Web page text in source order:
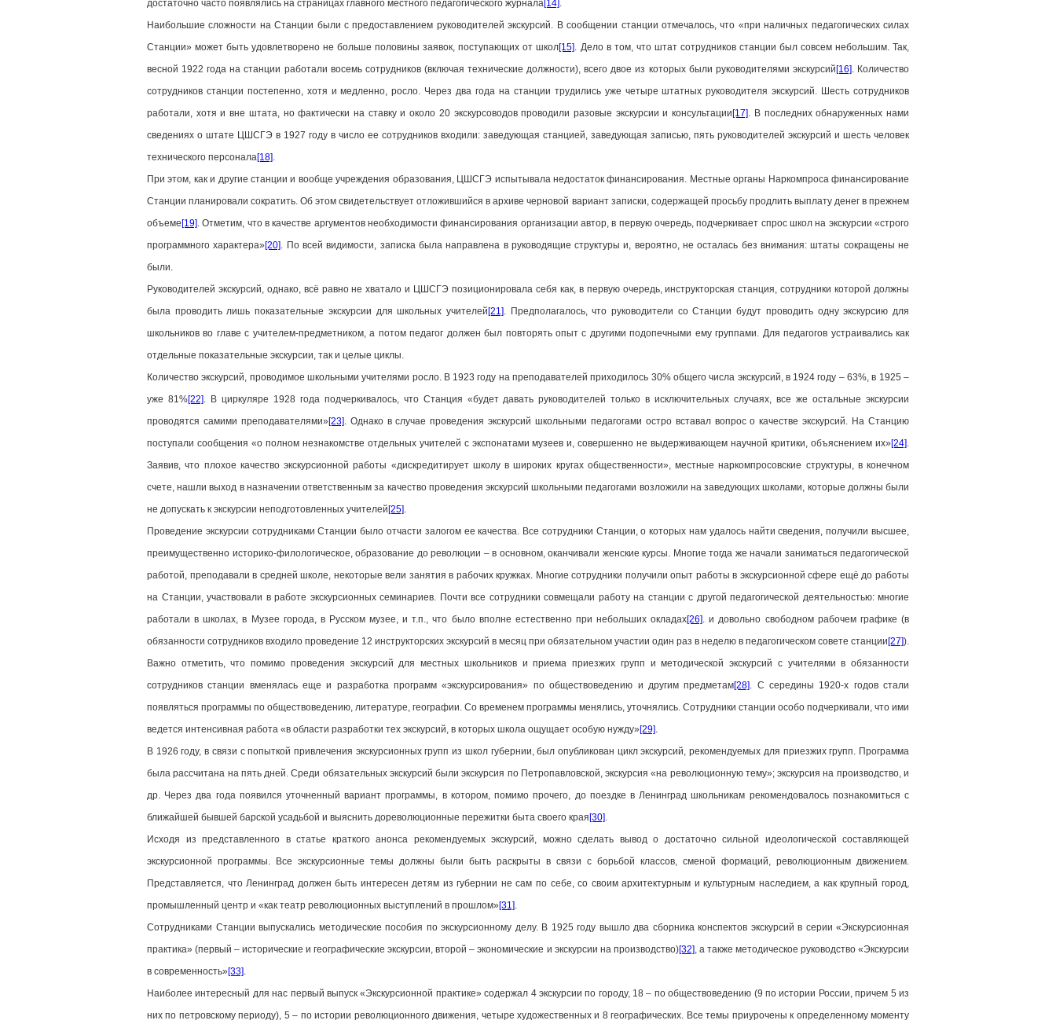
достаточно часто появлялись на страницах главного местного педагогического журнала[14].
Наибольшие сложности на Станции были с предоставлением руководителей экскурсий. В сообщении станции отмечалось, что «при наличных педагогических силах
Станции» может быть удовлетворено не больше половины заявок, поступающих от школ[15]. Дело в том, что штат сотрудников станции был совсем небольшим. Так,
весной 1922 года на станции работали восемь сотрудников (включая технические должности), всего двое из которых были руководителями экскурсий[16]. Количество
сотрудников станции постепенно, хотя и медленно, росло. Через два года на станции трудились уже четыре штатных руководителя экскурсий. Шесть сотрудников
работали, хотя и вне штата, но фактически на ставку и около 20 экскурсоводов проводили разовые экскурсии и консультации[17]. В последних обнаруженных нами
сведениях о штате ЦШСГЭ в 1927 году в число ее сотрудников входили: заведующая станцией, заведующая записью, пять руководителей экскурсий и шесть человек
технического персонала[18].
При этом, как и другие станции и вообще учреждения образования, ЦШСГЭ испытывала недостаток финансирования. Местные органы Наркомпроса финансирование
Станции планировали сократить. Об этом свидетельствует отложившийся в архиве черновой вариант записки, содержащей просьбу продлить выплату денег в прежнем
объеме[19]. Отметим, что в качестве аргументов необходимости финансирования организации автор, в первую очередь, подчеркивает спрос школ на экскурсии «строго
программного характера»[20]. По всей видимости, записка была направлена в руководящие структуры и, вероятно, не осталась без внимания: штаты сокращены не
были.
Руководителей экскурсий, однако, всё равно не хватало и ЦШСГЭ позиционировала себя как, в первую очередь, инструкторская станция, сотрудники которой должны
была проводить лишь показательные экскурсии для школьных учителей[21]. Предполагалось, что руководители со Станции будут проводить одну экскурсию для
школьников во главе с учителем-предметником, а потом педагог должен был повторять опыт с другими подопечными ему группами. Для педагогов устраивались как
отдельные показательные экскурсии, так и целые циклы.
Количество экскурсий, проводимое школьными учителями росло. В 1923 году на преподавателей приходилось 30% общего числа экскурсий, в 1924 году – 63%, в 1925 –
уже 81%[22]. В циркуляре 1928 года подчеркивалось, что Станция «будет давать руководителей только в исключительных случаях, все же остальные экскурсии
проводятся самими преподавателями»[23]. Однако в случае проведения экскурсий школьными педагогами остро вставал вопрос о качестве экскурсий. На Станцию
поступали сообщения «о полном незнакомстве отдельных учителей с экспонатами музеев и, совершенно не выдерживающем научной критики, объяснением их»[24].
Заявив, что плохое качество экскурсионной работы «дискредитирует школу в широких кругах общественности», местные наркомпросовские структуры, в конечном
счете, нашли выход в назначении ответственным за качество проведения экскурсий школьными педагогами возложили на заведующих школами, которые должны были
не допускать к экскурсии неподготовленных учителей[25].
Проведение экскурсии сотрудниками Станции было отчасти залогом ее качества. Все сотрудники Станции, о которых нам удалось найти сведения, получили высшее,
преимущественно историко-филологическое, образование до революции – в основном, оканчивали женские курсы. Многие тогда же начали заниматься педагогической
работой, преподавали в средней школе, некоторые вели занятия в рабочих кружках. Многие сотрудники получили опыт работы в экскурсионной сфере ещё до работы
на Станции, участвовали в работе экскурсионных семинариев. Почти все сотрудники совмещали работу на станции с другой педагогической деятельностью: многие
работали в школах, в Музее города, в Русском музее, и т.п., что было вполне естественно при небольших окладах[26]. и довольно свободном рабочем графике (в
обязанности сотрудников входило проведение 12 инструкторских экскурсий в месяц при обязательном участии один раз в неделю в педагогическом совете станции[27]).
Важно отметить, что помимо проведения экскурсий для местных школьников и приема приезжих групп и методической экскурсий с учителями в обязанности
сотрудников станции вменялась еще и разработка программ «экскурсирования» по обществоведению и другим предметам[28]. С середины 1920-х годов стали
появляться программы по обществоведению, литературе, географии. Со временем программы менялись, уточнялись. Сотрудники станции особо подчеркивали, что ими
ведется интенсивная работа «в области разработки тех экскурсий, в которых школа ощущает особую нужду»[29].
В 1926 году, в связи с попыткой привлечения экскурсионных групп из школ губернии, был опубликован цикл экскурсий, рекомендуемых для приезжих групп. Программа
была рассчитана на пять дней. Среди обязательных экскурсий были экскурсия по Петропавловской, экскурсия «на революционную тему»; экскурсия на производство, и
др. Через два года появился уточненный вариант программы, в котором, помимо прочего, до поездке в Ленинград школьникам рекомендовалось познакомиться с
ближайшей бывшей барской усадьбой и выяснить дореволюционные пережитки быта своего края[30].
Исходя из представленного в статье краткого анонса рекомендуемых экскурсий, можно сделать вывод о достаточно сильной идеологической составляющей
экскурсионной программы. Все экскурсионные темы должны были быть раскрыты в связи с борьбой классов, сменой формаций, революционным движением.
Представляется, что Ленинград должен быть интересен детям из губернии не сам по себе, со своим архитектурным и культурным наследием, а как крупный город,
промышленный центр и «как театр революционных выступлений в прошлом»[31].
Сотрудниками Станции выпускались методические пособия по экскурсионному делу. В 1925 году вышло два сборника конспектов экскурсий в серии «Экскурсионная
практика» (первый – исторические и географические экскурсии, второй – экономические и экскурсии на производство)[32], а также методическое руководство «Экскурсии
в современность»[33].
Наиболее интересный для нас первый выпуск «Экскурсионной практике» содержал 4 экскурсии по городу, 18 – по обществоведению (9 по истории России, причем 5 из
них по петровскому периоду), 5 – по истории революционного движения, четыре художественных и 8 географических. Все темы приурочены к определенному моменту